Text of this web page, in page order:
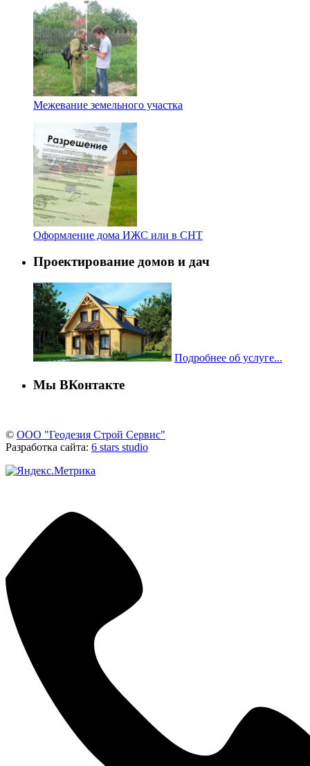
Межевание земельного участка
Оформление дома ИЖС или в СНТ
Проектирование домов и дач
Подробнее об услуге...
Мы ВКонтакте
© ООО "Геодезия Строй Сервис"
Разработка сайта: 6 stars studio